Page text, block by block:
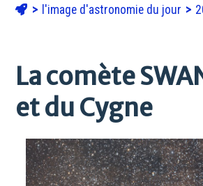
l'image d'astronomie du jour
La comète
et du Cygne